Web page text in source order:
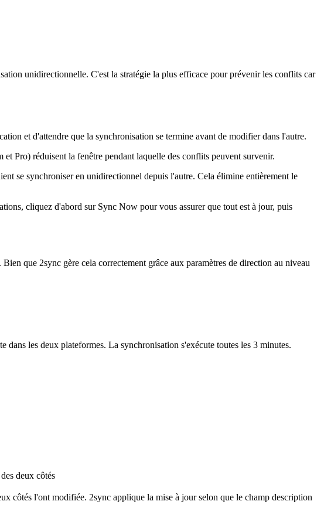
unidirectionnelle. C'est la stratégie la plus efficace pour prévenir les conflits car
et d'attendre que la synchronisation se termine avant de modifier dans l'autre.
Pro) réduisent la fenêtre pendant laquelle des conflits peuvent survenir.
se synchroniser en unidirectionnel depuis l'autre. Cela élimine entièrement le
cliquez d'abord sur Sync Now pour vous assurer que tout est à jour, puis
que 2sync gère cela correctement grâce aux paramètres de direction au niveau
les deux plateformes. La synchronisation s'exécute toutes les 3 minutes.
deux côtés
côtés l'ont modifiée. 2sync applique la mise à jour selon que le champ description